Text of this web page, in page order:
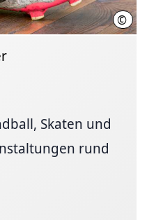
©
Skaten und
rund